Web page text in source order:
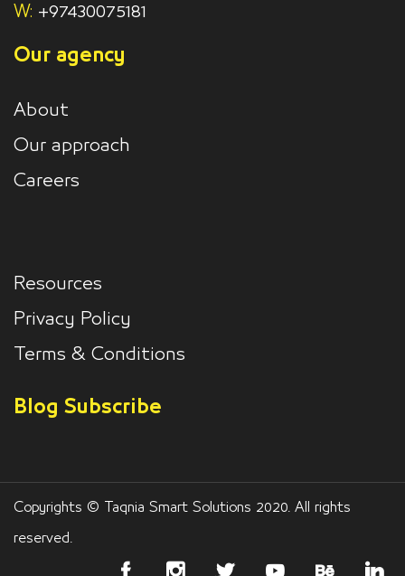
W: +97430075181
Our agency
About
Our approach
Careers
Resources
Privacy Policy
Terms & Conditions
Blog Subscribe
Copyrights © Taqnia Smart Solutions 2020. All rights
reserved.